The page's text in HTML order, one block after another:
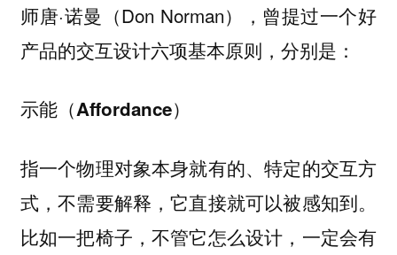
师唐·诺曼（Don Norman），曾提过一个好
产品的交互设计六项基本原则 ，分别是：
示能（Affordance）
指一个物理对象本身就有的、特定的交互方
式，不需要解释，它直接就可以被感知到。
比如一把椅子，不管它怎么设计，一定会有